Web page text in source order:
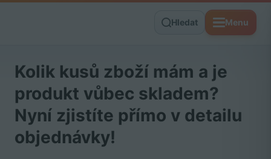
Hledat Menu
Kolik kusů zboží mám a je
produkt vůbec skladem?
Nyní zjistíte přímo v detailu
objednávky!